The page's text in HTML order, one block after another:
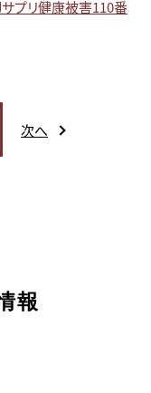
プリ健康被害110番
次へ
報